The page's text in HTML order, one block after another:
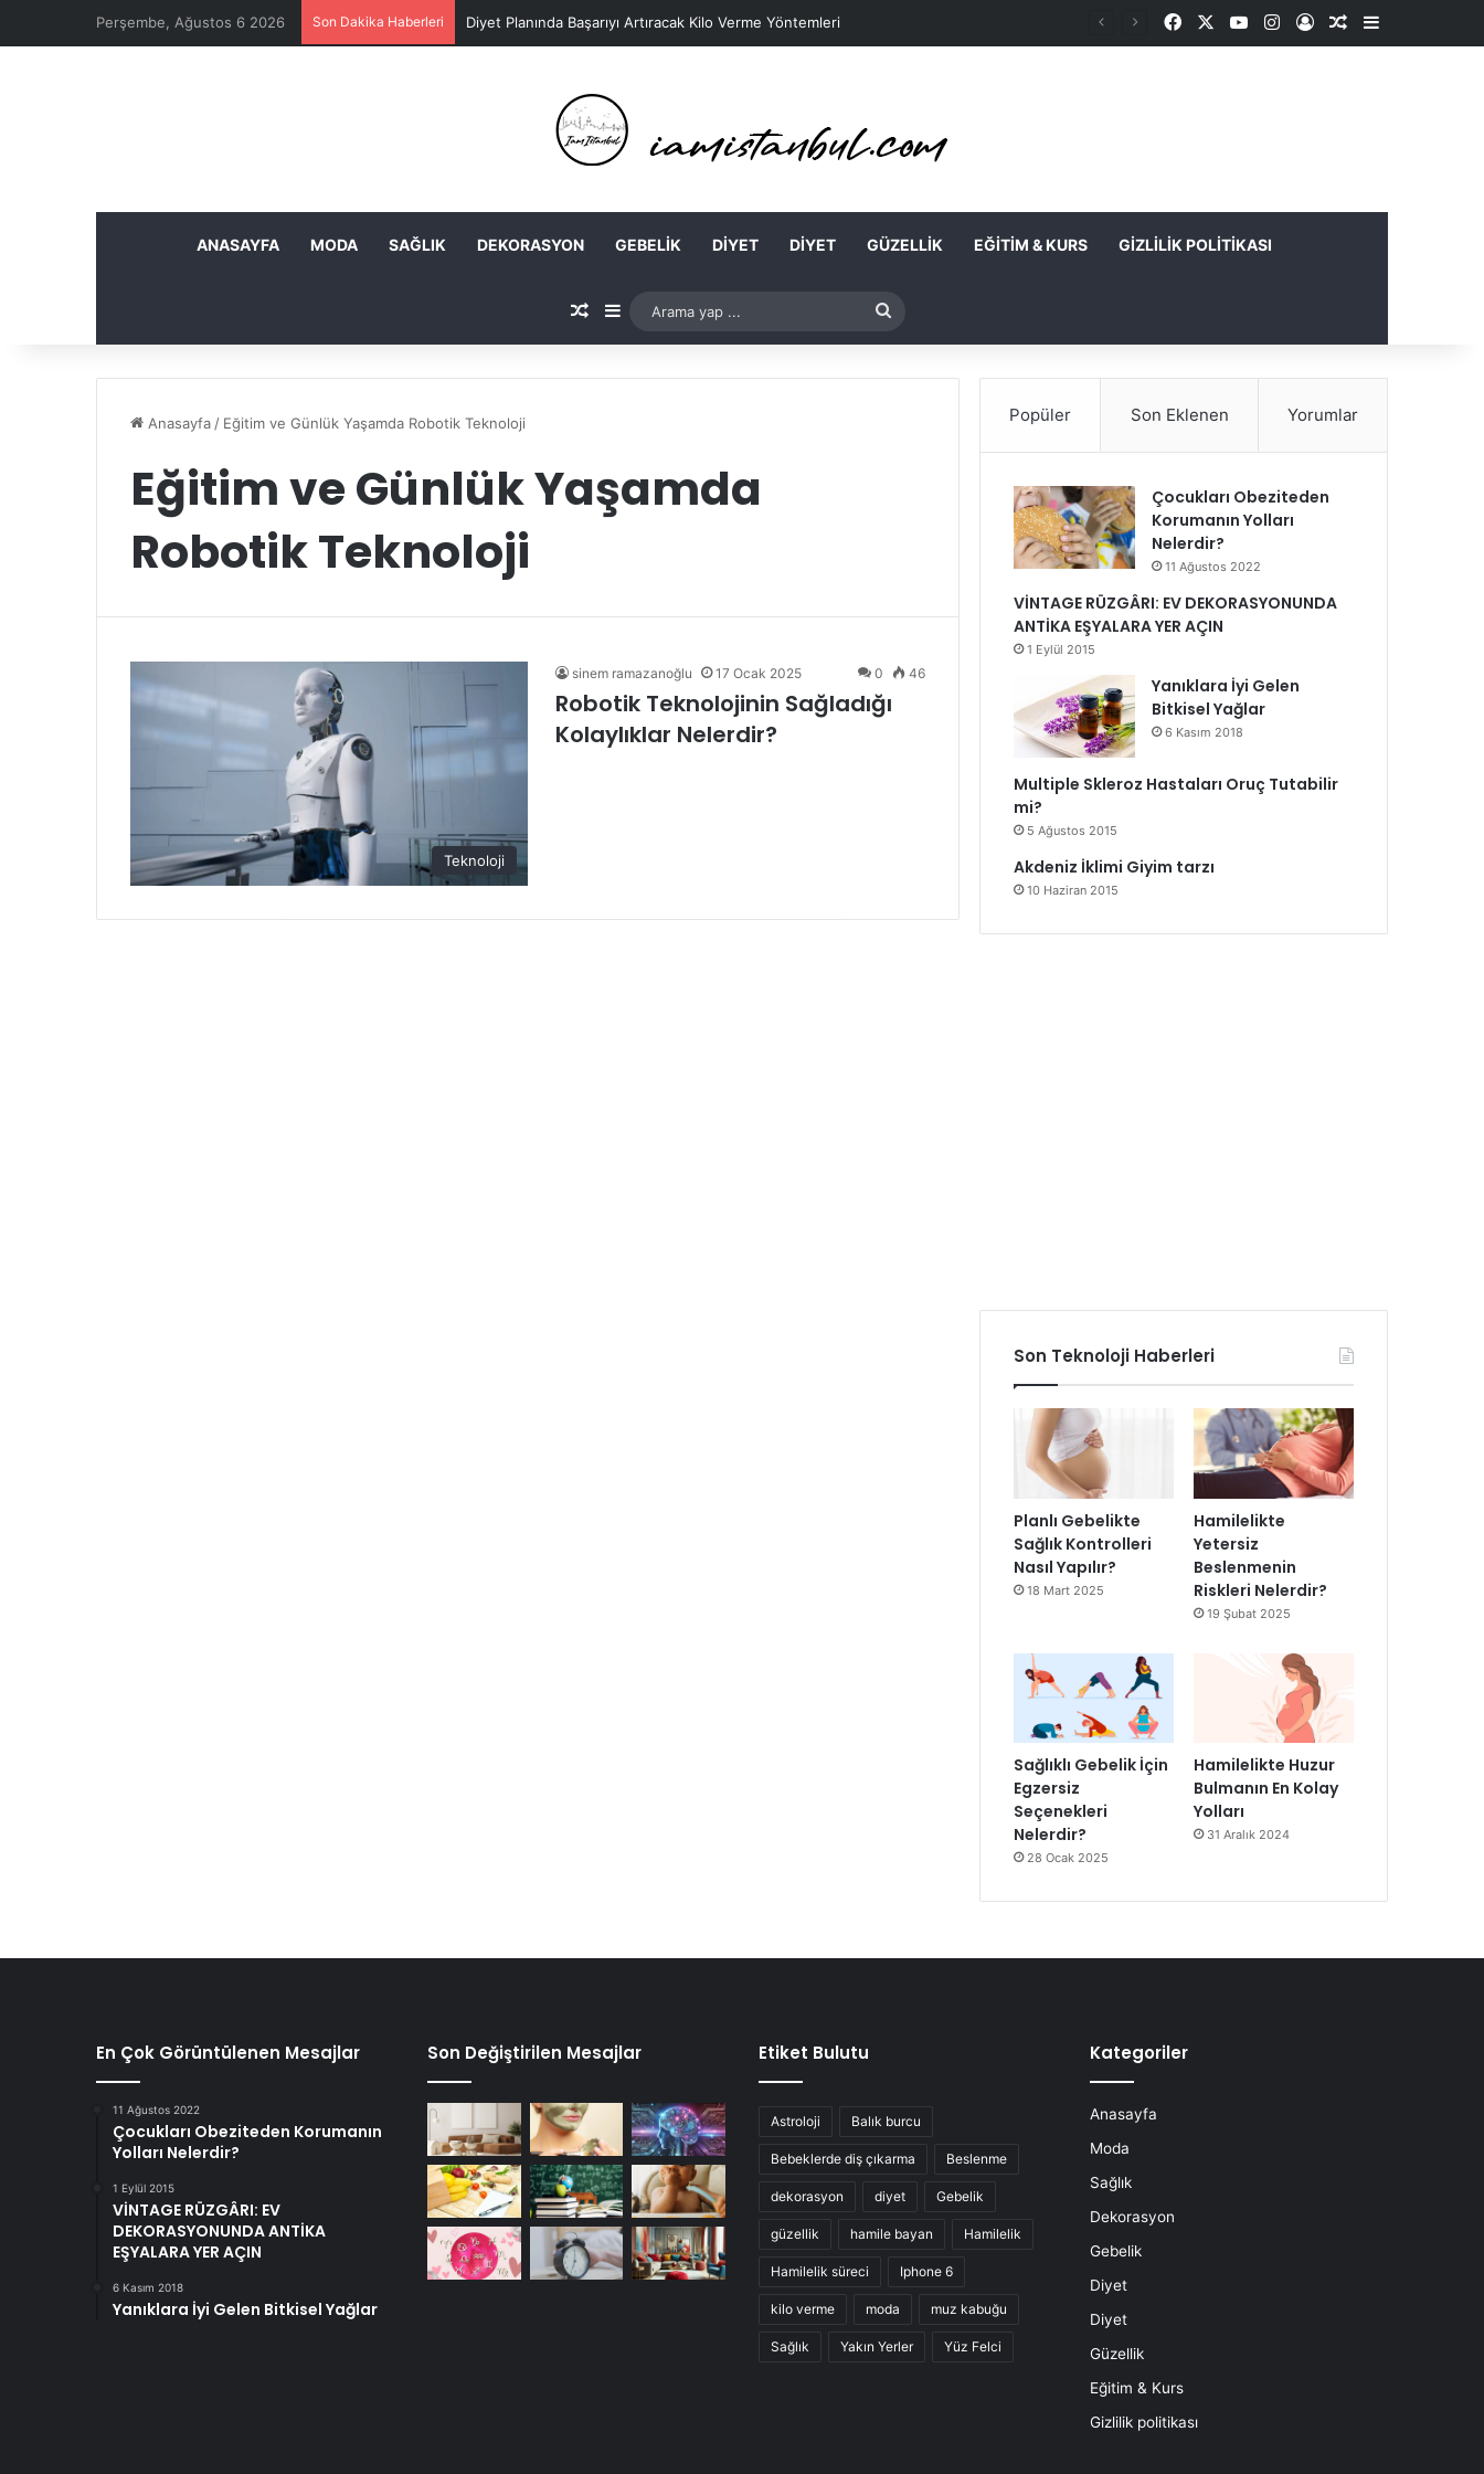
Perşembe, Ağustos 6 2026 Son Dakika Haberleri Diyet Planında Başarıyı Artıracak Kilo Verme Yöntemleri FacebookYouTubeInstagram
Kayıt OlRastgele Makale
Kenar
ANASAYFA MODA SAĞLIK DEKORASYON GEBELIK DIYET DIYET GÜZELLIK EĞITIM & KURS GIZLILIK POLITIKASI
Rastgele Makale
Kenar Bölmesi
Arama
yap
Anasayfa / Eğitim ve Günlük Yaşamda Robotik Teknoloji
Eğitim ve Günlük Yaşamda
Robotik Teknoloji
Teknoloji
sinem ramazanoğlu 17 Ocak 2025 0 46
Robotik Teknolojinin Sağladığı
Kolaylıklar Nelerdir?
Popüler Son Eklenen Yorumlar
Çocukları Obeziteden
Korumanın Yolları
Nelerdir?
11 Ağustos 2022
VİNTAGE RÜZGÂRI: EV DEKORASYONUNDA
ANTİKA EŞYALARA YER AÇIN
1 Eylül 2015
Yanıklara İyi Gelen
Bitkisel Yağlar
6 Kasım 2018
Multiple Skleroz Hastaları Oruç Tutabilir
mi?
5 Ağustos 2015
Akdeniz İklimi Giyim tarzı
10 Haziran 2015
Son Teknoloji Haberleri
Planlı Gebelikte
Sağlık Kontrolleri
Nasıl Yapılır?
18 Mart 2025
Hamilelikte
Yetersiz
Beslenmenin
Riskleri Nelerdir?
19 Şubat 2025
Sağlıklı Gebelik İçin
Egzersiz
Seçenekleri
Nelerdir?
28 Ocak 2025
Hamilelikte Huzur
Bulmanın En Kolay
Yolları
31 Aralık 2024
En Çok Görüntülenen Mesajlar
11 Ağustos 2022
Çocukları Obeziteden Korumanın
Yolları Nelerdir?
1 Eylül 2015
VİNTAGE RÜZGÂRI: EV
DEKORASYONUNDA ANTİKA
EŞYALARA YER AÇIN
6 Kasım 2018
Yanıklara İyi Gelen Bitkisel Yağlar
Son Değiştirilen Mesajlar Etiket Bulutu
Astroloji Balık burcu
Bebeklerde diş çıkarma Beslenme
dekorasyon diyet Gebelik
güzellik hamile bayan Hamilelik
Hamilelik süreci Iphone 6
kilo verme moda muz kabuğu
Sağlık Yakın Yerler Yüz Felci
Kategoriler
Anasayfa
Moda
Sağlık
Dekorasyon
Gebelik
Diyet
Diyet
Güzellik
Eğitim & Kurs
Gizlilik politikası